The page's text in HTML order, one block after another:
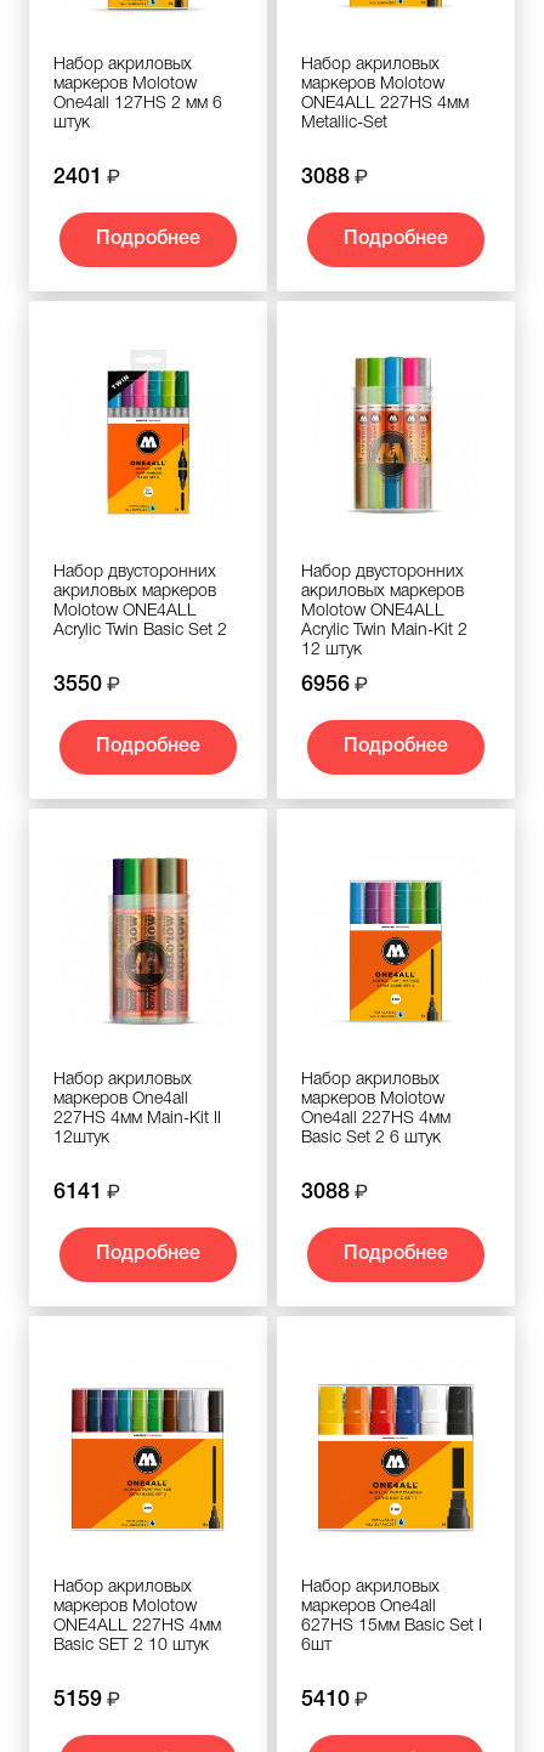
Набор акриловых
маркеров Molotow
One4all 127HS 2 мм 6
штук
2401
Подробнее
Набор акриловых
маркеров Molotow
ONE4ALL 227HS 4мм
Metallic-Set
3088
Подробнее
Набор двусторонних
акриловых маркеров
Molotow ONE4ALL
Acrylic Twin Basic Set 2
3550
Подробнее
Набор двусторонних
акриловых маркеров
Molotow ONE4ALL
Acrylic Twin Main-Kit 2
12 штук
6956
Подробнее
Набор акриловых
маркеров One4all
227HS 4мм Main-Kit II
12штук
6141
Подробнее
Набор акриловых
маркеров Molotow
One4all 227HS 4мм
Basic Set 2 6 штук
3088
Подробнее
Набор акриловых
маркеров Molotow
ONE4ALL 227HS 4мм
Basic SET 2 10 штук
5159
Набор акриловых
маркеров One4all
627HS 15мм Basic Set I
6шт
5410